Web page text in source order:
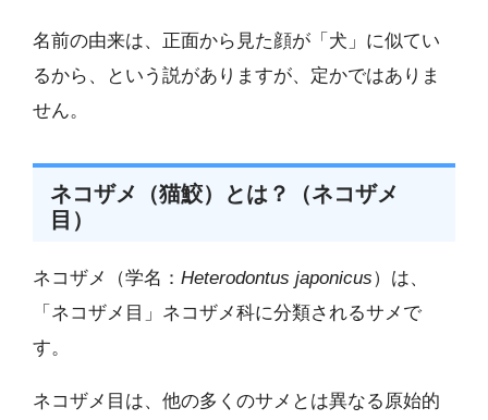
名前の由来は、正面から見た顔が「犬」に似てい
るから、という説がありますが、定かではありま
せん。
ネコザメ（猫鮫）とは？（ネコザメ
目）
ネコザメ（学名： Heterodontus japonicus）は、
「ネコザメ目」ネコザメ科に分類されるサメで
す。
ネコザメ目は、他の多くのサメとは異なる原始的